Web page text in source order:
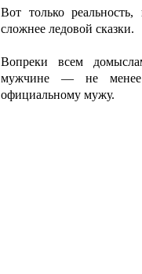
Вот только
сложнее ледовой сказки.
Вопреки всем
мужчине — не менее
официальному мужу.